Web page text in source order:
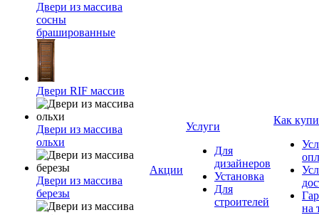
Двери из массива
сосны
брашированные
Двери RIF массив
Двери из массива
ольхи
Двери из массива
березы
Акции
Услуги
Для
дизайнеров
Установка
Для
строителей
Как
на